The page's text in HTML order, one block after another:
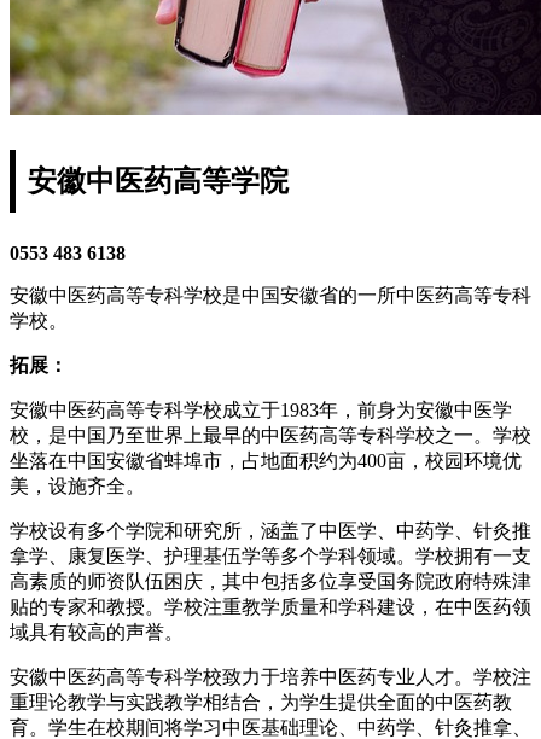
安徽中医药高等学院
0553 483 6138
安徽中医药高等专科学校是中国安徽省的一所中医药高等专科
学校。
拓展：
安徽中医药高等专科学校成立于1983年，前身为安徽中医学
校，是中国乃至世界上最早的中医药高等专科学校之一。学校
坐落在中国安徽省蚌埠市，占地面积约为400亩，校园环境优
美，设施齐全。
学校设有多个学院和研究所，涵盖了中医学、中药学、针灸推
拿学、康复医学、护理基伍学等多个学科领域。学校拥有一支
高素质的师资队伍困庆，其中包括多位享受国务院政府特殊津
贴的专家和教授。学校注重教学质量和学科建设，在中医药领
域具有较高的声誉。
安徽中医药高等专科学校致力于培养中医药专业人才。学校注
重理论教学与实践教学相结合，为学生提供全面的中医药教
育。学生在校期间将学习中医基础理论、中药学、针灸推拿、